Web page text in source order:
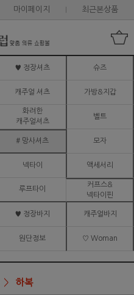
마이페이지 최근본상품
♥ 정장셔츠 슈즈
캐주얼 셔츠 가방&지갑
화려한
캐주얼셔츠
벨트
# 망사셔츠 모자
넥타이 액세서리
루프타이
커프스&
넥타이핀
♥ 정장바지 캐주얼바지
원단정보 ♡ Woman
하복